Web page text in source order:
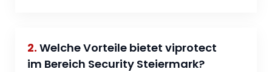
2. Welche Vorteile bietet viprotect
im Bereich Security Steiermark?